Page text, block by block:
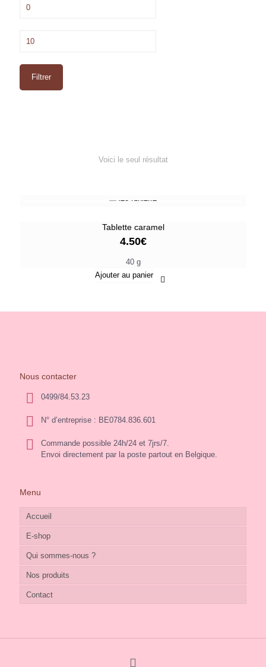
min
max
Filtrer
Voici le seul résultat
Tablette caramel
4.50€
40 g
Ajouter au panier
Nous contacter
0499/84.53.23
N° d’entreprise : BE0784.836.601
Commande possible 24h/24 et 7jrs/7.
Envoi directement par la poste partout en Belgique.
Menu
Accueil
E-shop
Qui sommes-nous ?
Nos produits
Contact